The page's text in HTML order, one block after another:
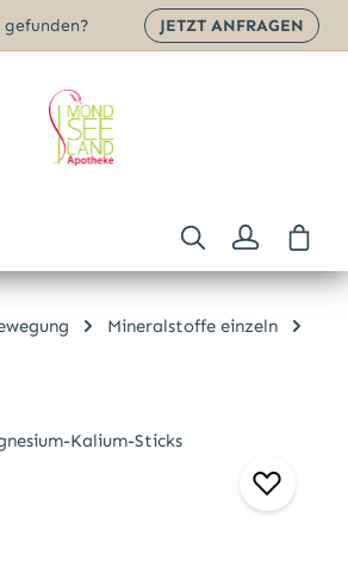
JETZT ANFRAGEN
Mineralstoffe einzeln